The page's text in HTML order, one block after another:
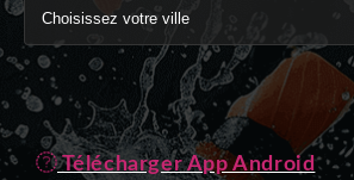
Télécharger App Android